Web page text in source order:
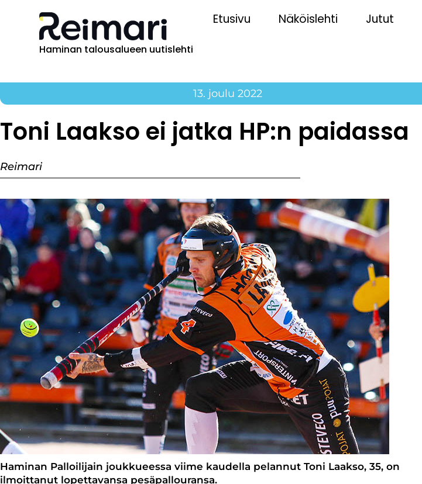
Haminan talousalueen uutislehti
Etusivu Näköislehti Jutut
13. joulu 2022
Toni Laakso ei jatka HP:n paidassa
Reimari
Haminan Palloilijain joukkueessa viime kaudella pelannut Toni Laakso, 35, on
ilmoittanut lopettavansa pesäpallouransa.